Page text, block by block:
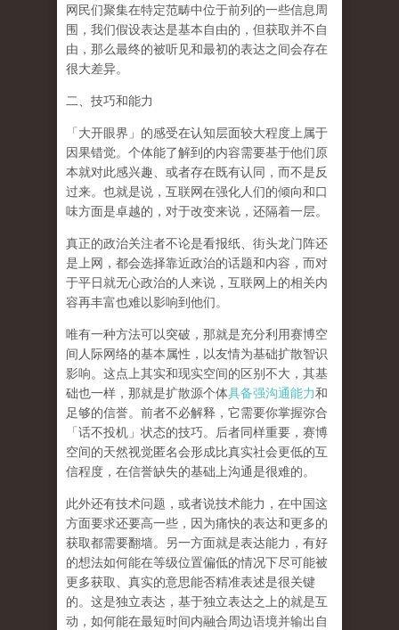
网民们聚集在特定范畴中位于前列的一些信息周
围，我们假设表达是基本自由的，但获取并不自
由，那么最终的被听见和最初的表达之间会存在
很大差异。
二、技巧和能力
「大开眼界」的感受在认知层面较大程度上属于
因果错觉。个体能了解到的内容需要基于他们原
本就对此感兴趣、或者存在既有认同，而不是反
过来。也就是说，互联网在强化人们的倾向和口
味方面是卓越的，对于改变来说，还隔着一层。
真正的政治关注者不论是看报纸、街头龙门阵还
是上网，都会选择靠近政治的话题和内容，而对
于平日就无心政治的人来说，互联网上的相关内
容再丰富也难以影响到他们。
唯有一种方法可以突破，那就是充分利用赛博空
间人际网络的基本属性 ，以友情为基础扩散智识
影响。这点上其实和现实空间的区别不大，其基
础也一样，那就是扩散源个体具备强沟通能力和
足够的信誉。前者不必解释，它需要你掌握弥合
「话不投机」状态的技巧。后者同样重要，赛博
空间的天然视觉匿名会形成比真实社会更低的互
信程度，在信誉缺失的基础上沟通是很难的。
此外还有技术问题，或者说技术能力，在中国这
方面要求还要高一些，因为痛快的表达和更多的
获取都需要翻墙。另一方面就是表达能力 ，有好
的想法如何能在等级位置偏低的情况下尽可能被
更多获取、真实的意思能否精准表述是很关键
的。这是独立表达，基于独立表达之上的就是互
动，如何能在最短时间内融合周边语境并输出自